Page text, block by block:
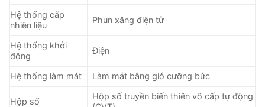
Hệ thống cấp
nhiên liệu
Phun xăng điện tử
Hệ thống khởi
động
Điện
Hệ thống làm mát Làm mát bằng gió cưỡng bức
Hộp số
Hộp số truyền biến thiên vô cấp tự động